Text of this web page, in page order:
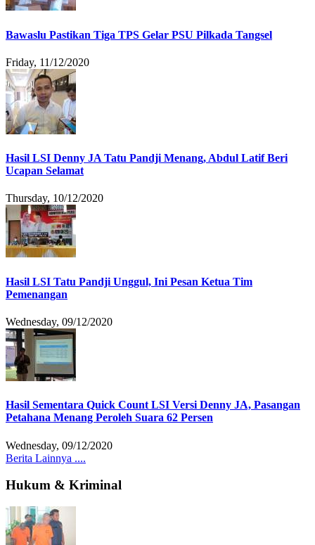
Bawaslu Pastikan Tiga TPS Gelar PSU Pilkada Tangsel
Friday, 11/12/2020
Hasil LSI Denny JA Tatu Pandji Menang, Abdul Latif Beri
Ucapan Selamat
Thursday, 10/12/2020
Hasil LSI Tatu Pandji Unggul, Ini Pesan Ketua Tim
Pemenangan
Wednesday, 09/12/2020
Hasil Sementara Quick Count LSI Versi Denny JA, Pasangan
Petahana Menang Peroleh Suara 62 Persen
Wednesday, 09/12/2020
Berita Lainnya ....
Hukum & Kriminal